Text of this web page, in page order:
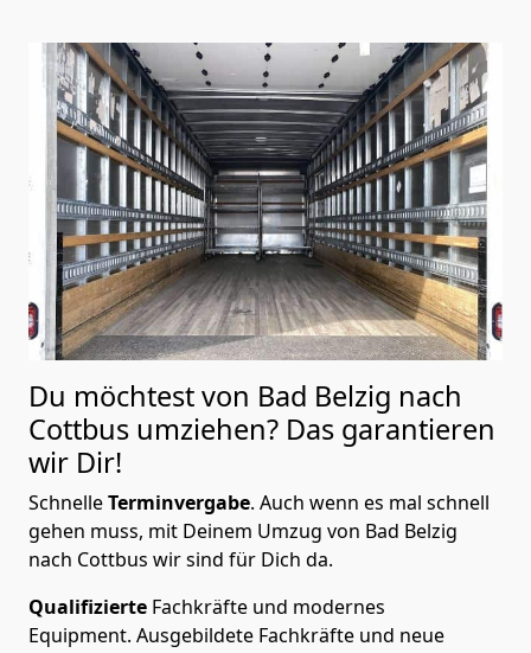
Du möchtest von Bad Belzig nach
Cottbus umziehen? Das garantieren
wir Dir!
SchnelleTerminvergabe. Auch wenn es mal schnell
gehen muss, mit Deinem Umzug von Bad Belzig
nach Cottbus wir sind für Dich da.
Qualifizierte Fachkräfte und modernes
Equipment. Ausgebildete Fachkräfte und neue